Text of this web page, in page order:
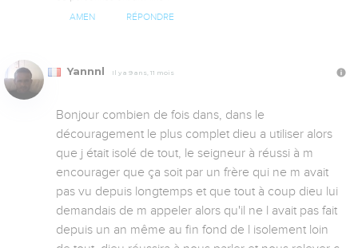
AMEN RÉPONDRE
Yannnl Il y a 9 ans, 11 mois
Bonjour combien de fois dans, dans le
découragement le plus complet dieu a utiliser alors
que j était isolé de tout, le seigneur à réussi à m
encourager que ça soit par un frère qui ne m avait
pas vu depuis longtemps et que tout à coup dieu lui
demandais de m appeler alors qu'il ne l avait pas fait
depuis un an même au fin fond de l isolement loin